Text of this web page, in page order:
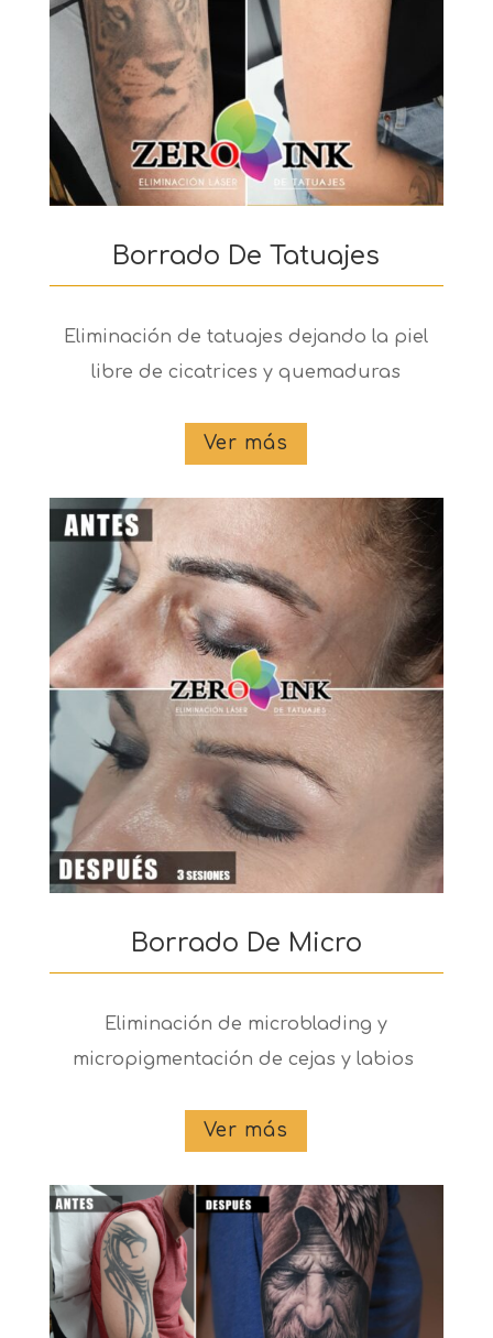
Borrado De Tatuajes
Eliminación de tatuajes dejando la piel
libre de cicatrices y quemaduras
Ver más
Borrado De Micro
Eliminación de microblading y
micropigmentación de cejas y labios
Ver más